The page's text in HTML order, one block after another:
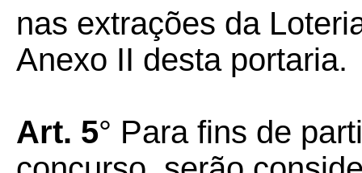
nas extrações da
Anexo II desta portaria.
Art. 5° Para fins de